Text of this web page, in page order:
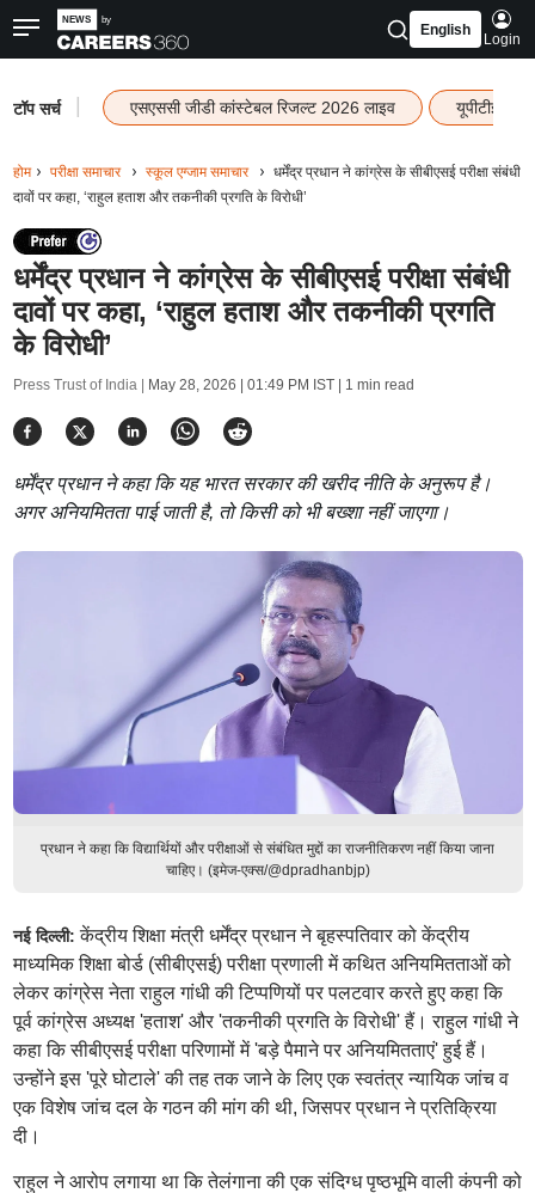
English
Login
टॉप सर्च एसएससी जीडी कांस्टेबल रिजल्ट 2026 लाइव यूपीटीईटी
होम परीक्षा समाचार स्कूल एग्जाम समाचार
धर्मेंद्र प्रधान ने कांग्रेस के सीबीएसई परीक्षा संबंधी
दावों पर कहा, ‘राहुल हताश और तकनीकी प्रगति के विरोधी’
धर्मेंद्र प्रधान ने कांग्रेस के सीबीएसई परीक्षा संबंधी
दावों पर कहा, ‘राहुल हताश और तकनीकी प्रगति
के विरोधी’
Press Trust of India | May 28, 2026 | 01:49 PM IST| 1 min read
धर्मेंद्र प्रधान ने कहा कि यह भारत सरकार की खरीद नीति के अनुरूप है।
अगर अनियमितता पाई जाती है, तो किसी को भी बख्शा नहीं जाएगा।
प्रधान ने कहा कि विद्यार्थियों और परीक्षाओं से संबंधित मुद्दों का राजनीतिकरण नहीं किया जाना
चाहिए। (इमेज-एक्स/@dpradhanbjp)
नई दिल्ली:केंद्रीय शिक्षा मंत्री धर्मेंद्र प्रधान ने बृहस्पतिवार को केंद्रीय
माध्यमिक शिक्षा बोर्ड (सीबीएसई) परीक्षा प्रणाली में कथित अनियमितताओं को
लेकर कांग्रेस नेता राहुल गांधी की टिप्पणियों पर पलटवार करते हुए कहा कि
पूर्व कांग्रेस अध्यक्ष 'हताश' और 'तकनीकी प्रगति के विरोधी' हैं। राहुल गांधी ने
कहा कि सीबीएसई परीक्षा परिणामों में 'बड़े पैमाने पर अनियमितताएं' हुई हैं।
उन्होंने इस 'पूरे घोटाले' की तह तक जाने के लिए एक स्वतंत्र न्यायिक जांच व
एक विशेष जांच दल के गठन की मांग की थी, जिसपर प्रधान ने प्रतिक्रिया
दी।
राहुल ने आरोप लगाया था कि तेलंगाना की एक संदिग्ध पृष्ठभूमि वाली कंपनी को